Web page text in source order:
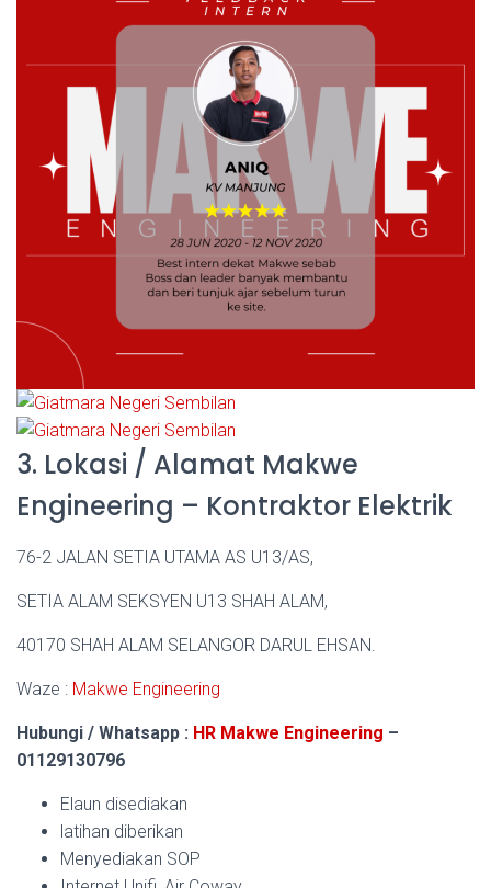
3. Lokasi / Alamat Makwe
Engineering – Kontraktor Elektrik
76-2 JALAN SETIA UTAMA AS U13/AS,
SETIA ALAM SEKSYEN U13 SHAH ALAM,
40170 SHAH ALAM SELANGOR DARUL EHSAN.
Waze : Makwe Engineering
Hubungi / Whatsapp : HR Makwe Engineering –
01129130796
Elaun disediakan
latihan diberikan
Menyediakan SOP